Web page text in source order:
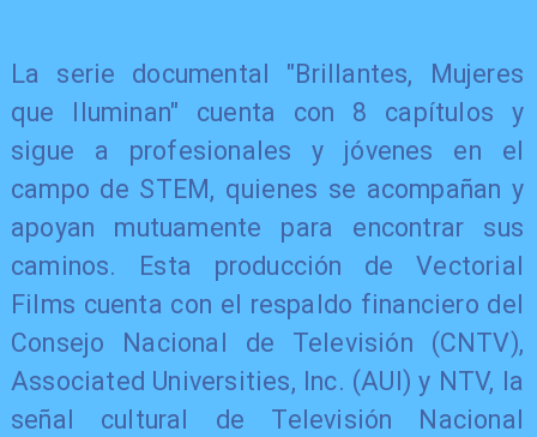
La serie documental "Brillantes, Mujeres
que Iluminan" cuenta con 8 capítulos y
sigue a profesionales y jóvenes en el
campo de STEM, quienes se acompañan y
apoyan mutuamente para encontrar sus
caminos. Esta producción de Vectorial
Films cuenta con el respaldo financiero del
Consejo Nacional de Televisión (CNTV),
Associated Universities, Inc. (AUI) y NTV, la
señal cultural de Televisión Nacional